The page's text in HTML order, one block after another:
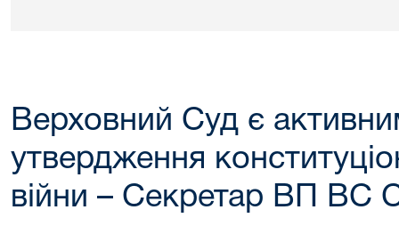
Верховний Суд є
утвердження
війни – Секретар ВП ВС